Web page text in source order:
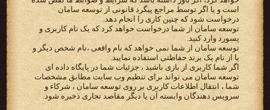
است و یا اگر توسط مراجع پیگرد قانونی از توسعه سامان
درخواست شود که چنین کاری را انجام دهد.
توسعه سامان از شما درخواست خواهد کرد که یک نام کاربری و
پسورد وارد کنید.
توسعه سامان از شما نمی خواهد که نام واقعی ،نام شخص دیگر و
یا از نام یک برند حفاظتی استفاده نمایید.
اگر شما کاربری از بازی باشید ، جزئیات شما در پایگاه داده ای
توسعه سامان می تواند برای تنظیم وب سایت مطابق مشخصات
شما ، انتقال اطلاعات کاربری بر روی توسعه سامان ، شرکاء و
سرویس دهندگان وابسته آن یا دیگر مقاصد تجاری ذخیره شود.